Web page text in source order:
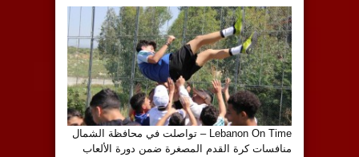
Lebanon On Time – تواصلت في محافظة الشمال
منافسات كرة القدم المصغرة ضمن دورة الألعاب